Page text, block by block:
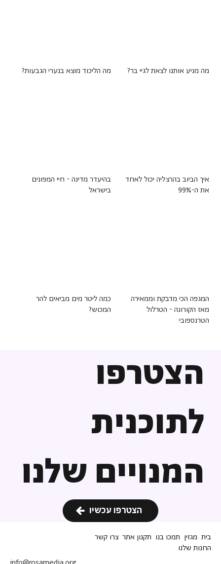
הצטרפו
לתוכנית
המנויים שלנו
הצטרפו עכשיו
מה מניע אותנו לצאת לגיי בר? מה הליכוד מוצא בנערי הגבעות?
איך הביוב בהרצליה יכול לאחד
את ה-99%
בהיעדר מדינה - חיי המפונים
בישראל
המגפה הכי מדבקת וממאירה
מאז הקורונה - הטרלול
הטרנספובי
כמה ליטר מים מביאים להר
המכוש?
בית מגזין תמכו בנו תקנון אתר צרו קשר
החנות שלנו